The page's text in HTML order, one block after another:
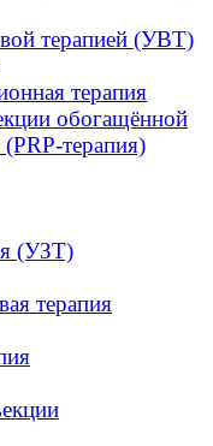
терапией (УВТ)
терапия
обогащённой
терапия)
(УЗТ)
терапия